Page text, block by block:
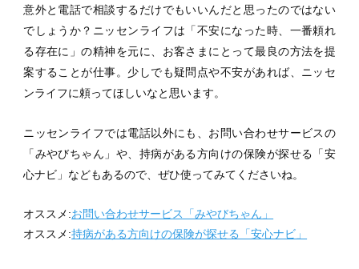
意外と電話で相談するだけでもいいんだと思ったのではない
でしょうか？ニッセンライフは「不安になった時、一番頼れ
る存在に」の精神を元に、お客さまにとって最良の方法を提
案することが仕事。少しでも疑問点や不安があれば、ニッセ
ンライフに頼ってほしいなと思います。
ニッセンライフでは電話以外にも、お問い合わせサービスの
「みやびちゃん」や、持病がある方向けの保険が探せる「安
心ナビ」などもあるので、ぜひ使ってみてくださいね。
オススメ:お問い合わせサービス「みやびちゃん」
オススメ:持病がある方向けの保険が探せる「安心ナビ」